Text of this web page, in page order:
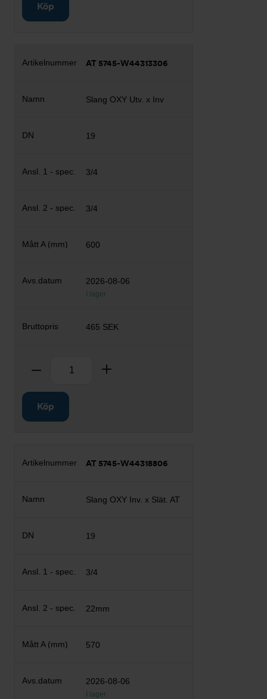
Köp
AT 5745-W44313306
Slang OXY Utv. x Inv
19
3/4
3/4
600
2026-08-06
I lager
465 SEK
Ta bort
Köp
AT 5745-W44318806
Slang OXY Inv. x Slät. AT
19
3/4
22mm
570
2026-08-06
I lager